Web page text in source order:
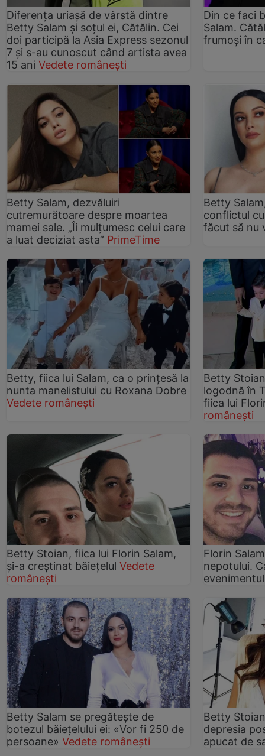
Diferența uriașă de vârstă dintre
Betty Salam și soțul ei, Cătălin. Cei
doi participă la Asia Express sezonul
7 și s-au cunoscut când artista avea
15 ani Vedete românești
Din ce faci
Salam.
frumoși în
Betty Salam, dezvăluiri
cutremurătoare despre moartea
mamei sale. „Îi mulțumesc celui care
a luat deciziat asta” PrimeTime
Betty
conflictul
făcut să nu
Betty, fiica lui Salam, ca o prințesă la
nunta manelistului cu Roxana Dobre
Vedete românești
Betty
logodnă în
fiica lui
românești
Betty Stoian, fiica lui Florin Salam,
și-a creștinat băieţelul Vedete
românești
Florin
nepotului.
Betty Salam se pregătește de
botezul băiețelului ei: «Vor fi 250 de
persoane» Vedete românești
Betty
depresia
apucat de